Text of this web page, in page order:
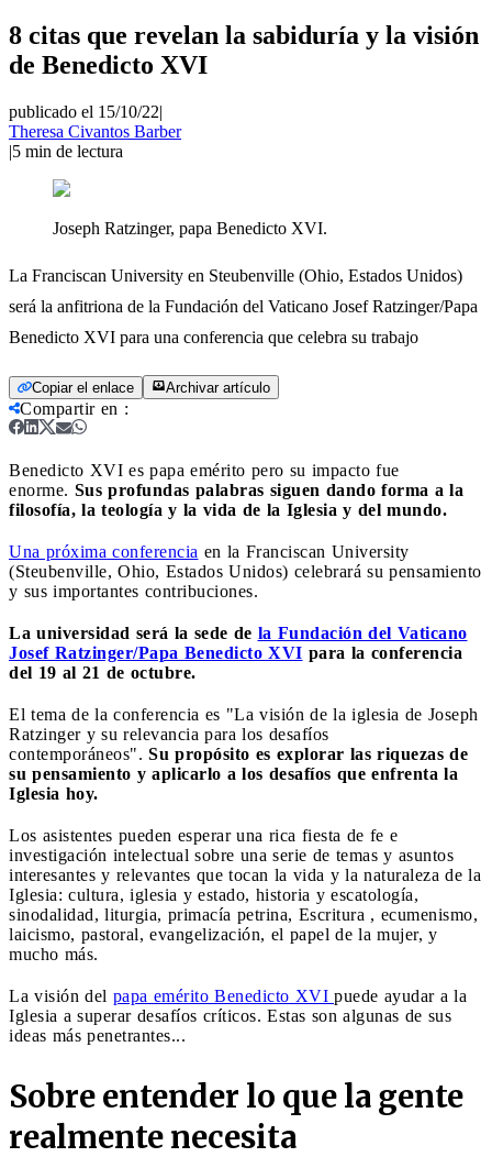
8 citas que revelan la sabiduría y la visión
de Benedicto XVI
publicado el 15/10/22|
Theresa Civantos Barber
|5 min de lectura
Joseph Ratzinger, papa Benedicto XVI.
La Franciscan University en Steubenville (Ohio, Estados Unidos)
será la anfitriona de la Fundación del Vaticano Josef Ratzinger/Papa ​​
Benedicto XVI para una conferencia que celebra su trabajo
Copiar el enlace Archivar artículo
Compartir en :
Benedicto XVI es papa emérito pero su impacto fue
enorme. Sus profundas palabras siguen dando forma a la
filosofía, la teología y la vida de la Iglesia y del mundo.
Una próxima conferencia en la Franciscan University
(Steubenville, Ohio, Estados Unidos) celebrará su pensamiento
y sus importantes contribuciones.
La universidad será la sede de la Fundación del Vaticano
Josef Ratzinger/Papa ​​Benedicto XVI para la conferencia
del 19 al 21 de octubre.
El tema de la conferencia es "La visión de la iglesia de Joseph
Ratzinger y su relevancia para los desafíos
contemporáneos". Su propósito es explorar las riquezas de
su pensamiento y aplicarlo a los desafíos que enfrenta la
Iglesia hoy.
Los asistentes pueden esperar una rica fiesta de fe e
investigación intelectual sobre una serie de temas y asuntos
interesantes y relevantes que tocan la vida y la naturaleza de la
Iglesia: cultura, iglesia y estado, historia y escatología,
sinodalidad, liturgia, primacía petrina, Escritura , ecumenismo,
laicismo, pastoral, evangelización, el papel de la mujer, y
mucho más.
La visión del papa emérito Benedicto XVI puede ayudar a la
Iglesia a superar desafíos críticos. Estas son algunas de sus
ideas más penetrantes...
Sobre entender lo que la gente
realmente necesita